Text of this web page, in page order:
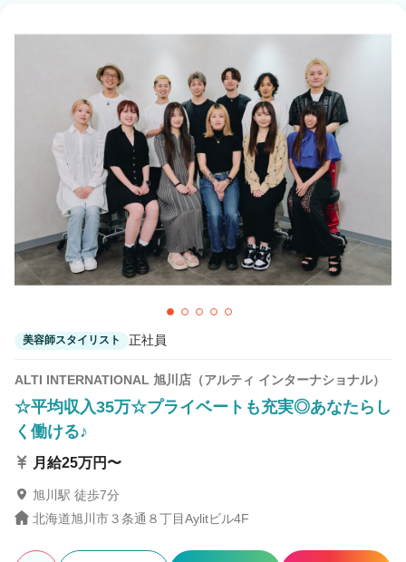
美容師スタイリスト 正社員
ALTI INTERNATIONAL 旭川店（アルティ インターナショナル）
☆平均収入35万☆プライベートも充実◎あなたらし
く働ける♪
月給25万円〜
旭川駅 徒歩7分
北海道旭川市３条通８丁目Aylitビル4F